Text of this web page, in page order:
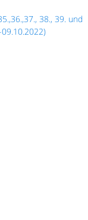
38., 39. und